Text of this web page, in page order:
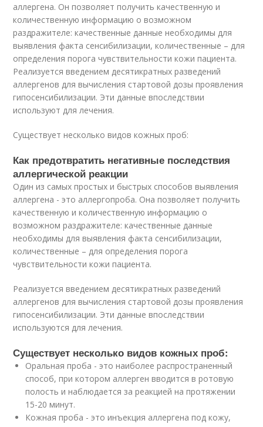
аллергена. Он позволяет получить качественную и
количественную информацию о возможном
раздражителе: качественные данные необходимы для
выявления факта сенсибилизации, количественные – для
определения порога чувствительности кожи пациента.
Реализуется введением десятикратных разведений
аллергенов для вычисления стартовой дозы проявления
гипосенсибилизации. Эти данные впоследствии
используют для лечения.
Существует несколько видов кожных проб:
Как предотвратить негативные последствия
аллергической реакции
Один из самых простых и быстрых способов выявления
аллергена - это аллергопроба. Она позволяет получить
качественную и количественную информацию о
возможном раздражителе: качественные данные
необходимы для выявления факта сенсибилизации,
количественные – для определения порога
чувствительности кожи пациента.
Реализуется введением десятикратных разведений
аллергенов для вычисления стартовой дозы проявления
гипосенсибилизации. Эти данные впоследствии
используются для лечения.
Существует несколько видов кожных проб:
Оральная проба - это наиболее распространенный
способ, при котором аллерген вводится в ротовую
полость и наблюдается за реакцией на протяжении
15-20 минут.
Кожная проба - это инъекция аллергена под кожу,